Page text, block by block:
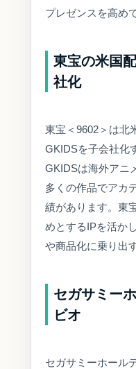
プレゼンスを高め
東宝の米国
社化
東宝＜9602＞は北
GKIDSを子会社化
GKIDSは海外アニ
多くの作品でアカ
績があります。東
めとするIPを活か
や商品化に乗り出
セガサミー
ビオ
セガサミーホール